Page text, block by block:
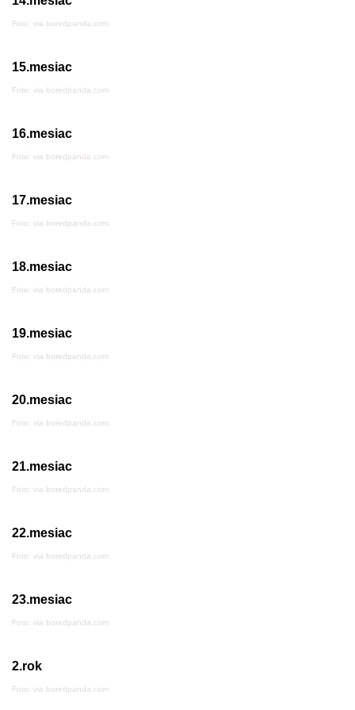
Foto: via boredpanda.com
15.mesiac
Foto: via boredpanda.com
16.mesiac
Foto: via boredpanda.com
17.mesiac
Foto: via boredpanda.com
18.mesiac
Foto: via boredpanda.com
19.mesiac
Foto: via boredpanda.com
20.mesiac
Foto: via boredpanda.com
21.mesiac
Foto: via boredpanda.com
22.mesiac
Foto: via boredpanda.com
23.mesiac
Foto: via boredpanda.com
2.rok
Foto: via boredpanda.com